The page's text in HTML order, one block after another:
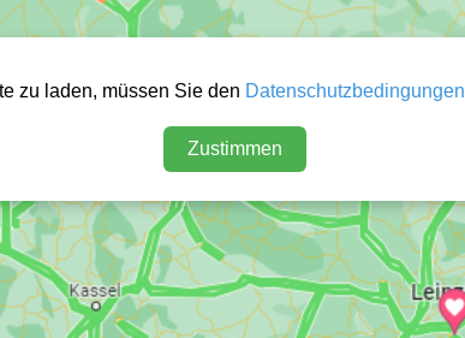
zu laden, müssen Sie den Datenschutzbedingungen
Zustimmen